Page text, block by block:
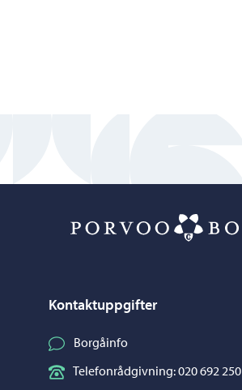
Kontaktuppgifter
Borgåinfo
Telefonrådgivning: 020 692 250